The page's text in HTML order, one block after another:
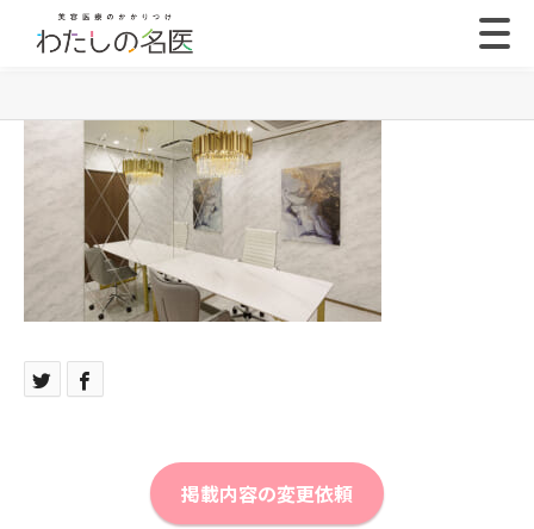
掲載内容の変更依頼